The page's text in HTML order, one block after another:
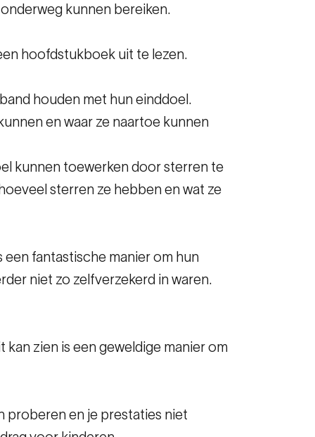
kunnen bereiken.
hoofdstukboek uit te lezen.
houden met hun einddoel.
en waar ze naartoe kunnen
kunnen toewerken door sterren te
sterren ze hebben en wat ze
fantastische manier om hun
niet zo zelfverzekerd in waren.
zien is een geweldige manier om
proberen en je prestaties niet